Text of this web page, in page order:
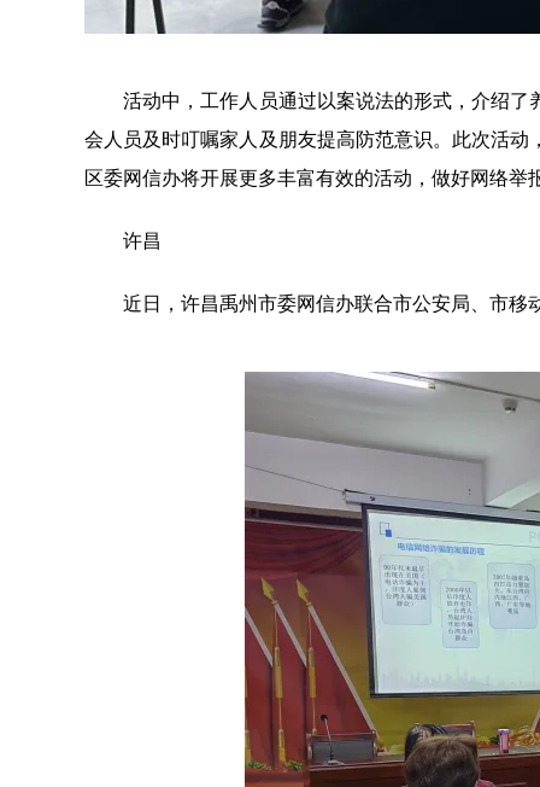
活动中，工作人员通过以案说法的形式，介绍了
会人员及时叮嘱家人及朋友提高防范意识。此次活
区委网信办将开展更多丰富有效的活动，做好网络
许昌
近日，许昌禹州市委网信办联合市公安局、市移